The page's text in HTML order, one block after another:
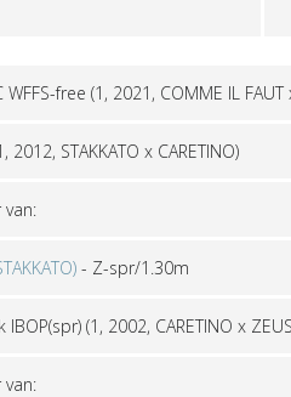
free (1, 2021, COMME IL FAUT
2012, STAKKATO x CARETINO)
- Z-spr/1.30m
IBOP(spr) (1, 2002, CARETINO x